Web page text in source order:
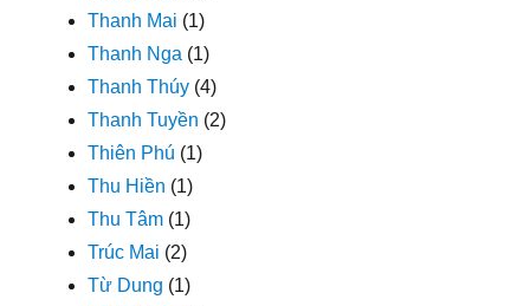
Thanh Mai (1)
Thanh Nga (1)
Thanh Thúy (4)
Thanh Tuyền (2)
Thiên Phú (1)
Thu Hiền (1)
Thu Tâm (1)
Trúc Mai (2)
Từ Dung (1)